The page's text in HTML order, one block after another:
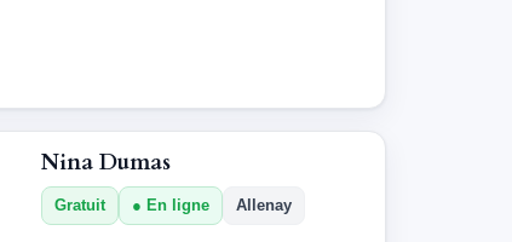
Nina Dumas
Gratuit En ligne Allenay